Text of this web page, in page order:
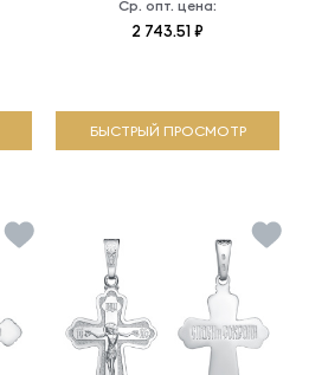
Ср. опт. цена:
2 743.51 ₽
БЫСТРЫЙ ПРОСМОТР